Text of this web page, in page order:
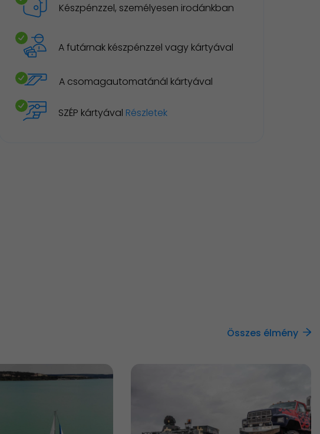
Készpénzzel, személyesen irodánkban
A futárnak készpénzzel vagy kártyával
A csomagautomatánál kártyával
SZÉP kártyával Részletek
Összes élmény